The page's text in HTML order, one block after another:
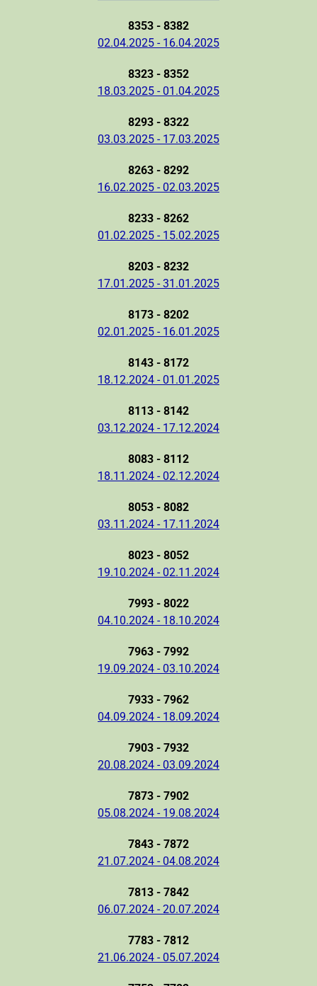
8353 - 8382
02.04.2025 - 16.04.2025
8323 - 8352
18.03.2025 - 01.04.2025
8293 - 8322
03.03.2025 - 17.03.2025
8263 - 8292
16.02.2025 - 02.03.2025
8233 - 8262
01.02.2025 - 15.02.2025
8203 - 8232
17.01.2025 - 31.01.2025
8173 - 8202
02.01.2025 - 16.01.2025
8143 - 8172
18.12.2024 - 01.01.2025
8113 - 8142
03.12.2024 - 17.12.2024
8083 - 8112
18.11.2024 - 02.12.2024
8053 - 8082
03.11.2024 - 17.11.2024
8023 - 8052
19.10.2024 - 02.11.2024
7993 - 8022
04.10.2024 - 18.10.2024
7963 - 7992
19.09.2024 - 03.10.2024
7933 - 7962
04.09.2024 - 18.09.2024
7903 - 7932
20.08.2024 - 03.09.2024
7873 - 7902
05.08.2024 - 19.08.2024
7843 - 7872
21.07.2024 - 04.08.2024
7813 - 7842
06.07.2024 - 20.07.2024
7783 - 7812
21.06.2024 - 05.07.2024